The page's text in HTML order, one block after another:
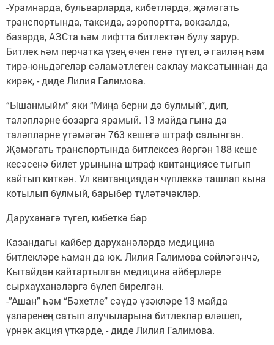
-Урамнарда, бульварларда, кибетләрдә, җәмәгать
транспортында, таксида, аэропортта, вокзалда,
базарда, АЗСта һәм лифтта битлектән булу зарур.
Битлек һәм перчатка үзең өчен генә түгел, ә гаиләң һәм
тирә-юньдәгеләр сәламәтлеген саклау максатыннан да
кирәк, - диде Лилия Галимова.
“Ышанмыйм” яки “Миңа берни дә булмый”, дип,
таләпләрне бозарга ярамый. 13 майда гына да
таләпләрне үтәмәгән 763 кешегә штраф салынган.
Җәмәгать транспортында битлексез йөргән 188 кеше
кесәсенә билет урынына штраф квитанциясе тыгып
кайтып киткән. Ул квитанциядән чүплеккә ташлап кына
котылып булмый, барыбер түләтәчәкләр.
Даруханәгә түгел, кибеткә бар
Казандагы кайбер даруханәләрдә медицина
битлекләре һаман да юк. Лилия Галимова сөйләгәнчә,
Кытайдан кайтартылган медицина әйберләре
сырхауханәләргә бүлеп бирелгән.
-”Ашан” һәм “Бәхетле” сәүдә үзәкләре 13 майда
үзләренең сатып алучыларына битлекләр өләшеп,
үрнәк акция үткәрде, - диде Лилия Галимова.